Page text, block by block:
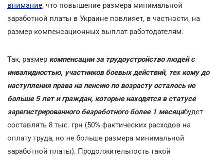
внимание, что повышение размера минимальной
заработной платы в Украине повлияет, в частности, на
размер компенсационных выплат работодателям.
Так, размер компенсации за трудоустройство людей с
инвалидностью, участников боевых действий, тех кому до
наступления права на пенсию по возрасту осталось не
больше 5 лет и граждан, которые находятся в статусе
зарегистрированного безработного более 1 месяцабудет
составлять 8 тыс. грн (50% фактических расходов на
оплату труда, но не больше размера минимальной
заработной платы). Продолжительность такой